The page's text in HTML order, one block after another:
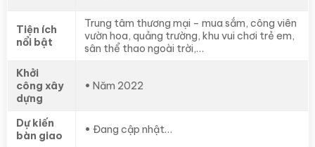
Tiện ích
nổi bật
Trung tâm thương mại – mua sắm, công viên
vườn hoa, quảng trường, khu vui chơi trẻ em,
sân thể thao ngoài trời,…
Khởi
công xây
dựng
• Năm 2022
Dự kiến
bàn giao
• Đang cập nhật…